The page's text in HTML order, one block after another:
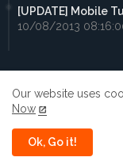
[UPDATE] Mobile
10/08/2013
Our website uses
Now
Ok, Go it!